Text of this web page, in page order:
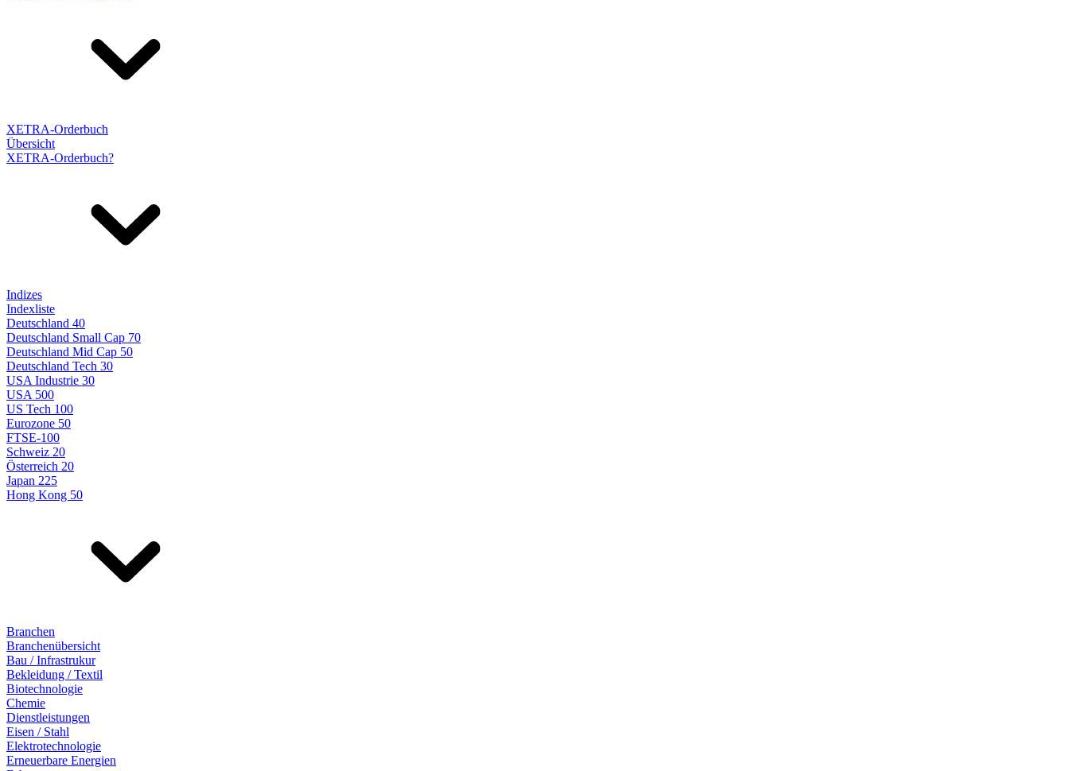
XETRA-Orderbuch
Übersicht
XETRA-Orderbuch?
Indizes
Indexliste
Deutschland 40
Deutschland Small Cap 70
Deutschland Mid Cap 50
Deutschland Tech 30
USA Industrie 30
USA 500
US Tech 100
Eurozone 50
FTSE-100
Schweiz 20
Österreich 20
Japan 225
Hong Kong 50
Branchen
Branchenübersicht
Bau / Infrastrukur
Bekleidung / Textil
Biotechnologie
Chemie
Dienstleistungen
Eisen / Stahl
Elektrotechnologie
Erneuerbare Energien